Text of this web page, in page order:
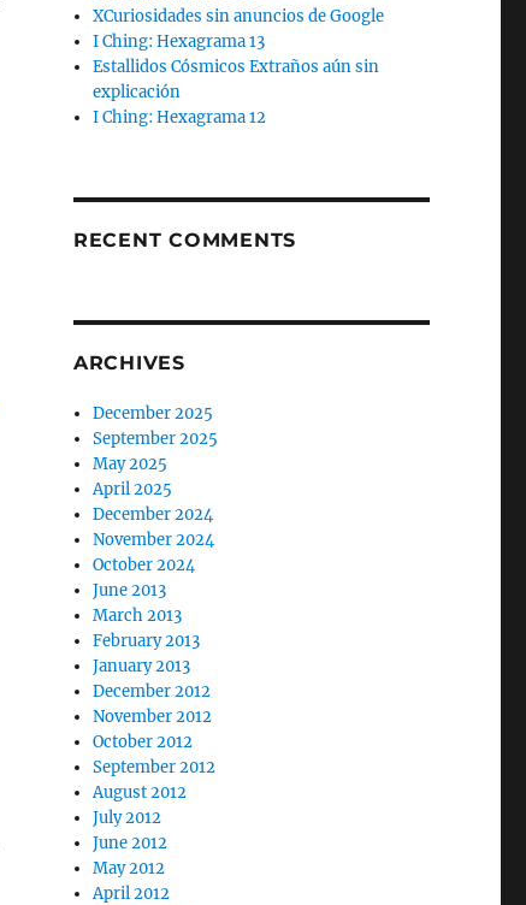
XCuriosidades sin anuncios de Google
I Ching: Hexagrama 13
Estallidos Cósmicos Extraños aún sin
explicación
I Ching: Hexagrama 12
RECENT COMMENTS
ARCHIVES
December 2025
September 2025
May 2025
April 2025
December 2024
November 2024
October 2024
June 2013
March 2013
February 2013
January 2013
December 2012
November 2012
October 2012
September 2012
August 2012
July 2012
June 2012
May 2012
April 2012